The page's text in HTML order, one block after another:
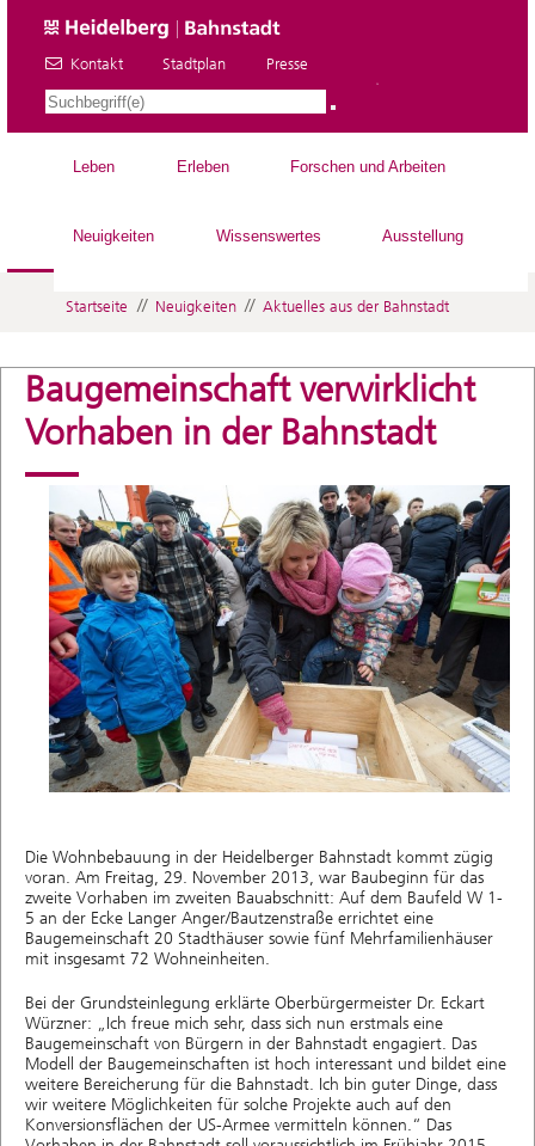
Kontakt Stadtplan Presse
Leben Erleben Forschen und Arbeiten
Neuigkeiten Wissenswertes Ausstellung
Startseite // Neuigkeiten // Aktuelles aus der Bahnstadt
Baugemeinschaft verwirklicht
Vorhaben in der Bahnstadt
Die Wohnbebauung in der Heidelberger Bahnstadt kommt zügig
voran. Am Freitag, 29. November 2013, war Baubeginn für das
zweite Vorhaben im zweiten Bauabschnitt: Auf dem Baufeld W 1-
5 an der Ecke Langer Anger/Bautzenstraße errichtet eine
Baugemeinschaft 20 Stadthäuser sowie fünf Mehrfamilienhäuser
mit insgesamt 72 Wohneinheiten.
Bei der Grundsteinlegung erklärte Oberbürgermeister Dr. Eckart
Würzner: „Ich freue mich sehr, dass sich nun erstmals eine
Baugemeinschaft von Bürgern in der Bahnstadt engagiert. Das
Modell der Baugemeinschaften ist hoch interessant und bildet eine
weitere Bereicherung für die Bahnstadt. Ich bin guter Dinge, dass
wir weitere Möglichkeiten für solche Projekte auch auf den
Konversionsflächen der US-Armee vermitteln können.“ Das